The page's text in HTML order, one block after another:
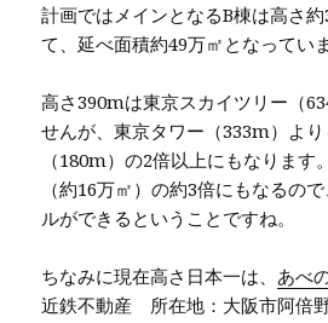
計画ではメインとなるB棟は高さ
て、延べ面積約49万㎡となっていま
高さ390mは東京スカイツリー（
せんが、東京タワー（333m）よ
（180m）の2倍以上にもなります
（約16万㎡）の約3倍にもなるの
ルができるということですね。
ちなみに現在高さ日本一は、 あべ
近鉄不動産 所在地：大阪市阿倍